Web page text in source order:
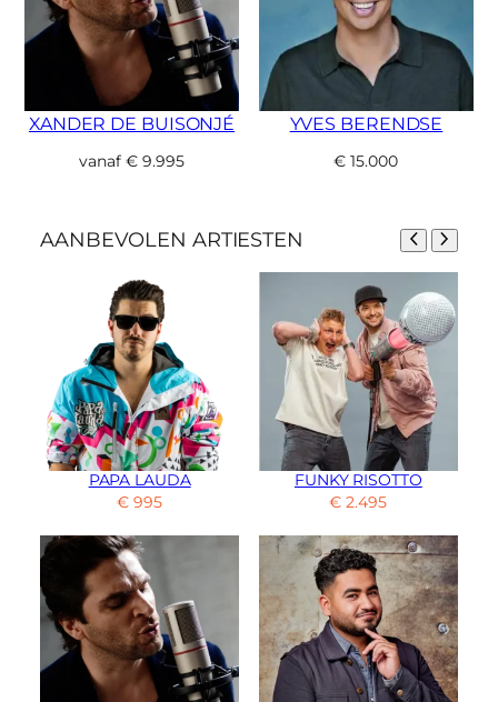
XANDER DE BUISONJÉ
vanaf€ 9.995
YVES BERENDSE
€ 15.000
AANBEVOLEN ARTIESTEN
PAPA LAUDA
€ 995
FUNKY RISOTTO
€ 2.495